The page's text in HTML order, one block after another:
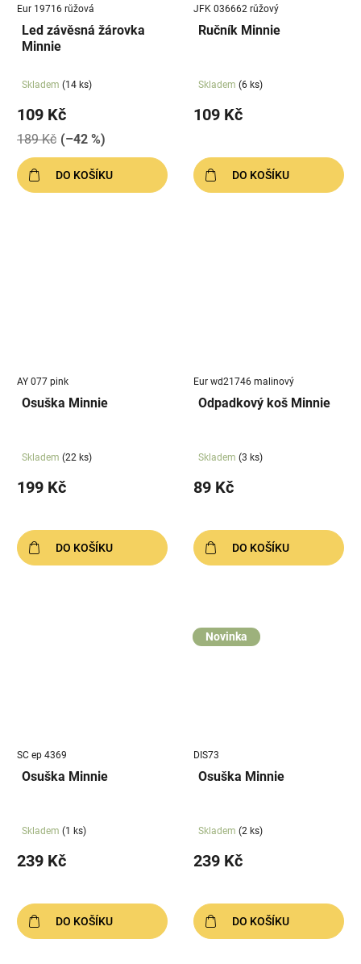
Eur 19716 růžová
Led závěsná žárovka
Minnie
Skladem (14 ks)
109 Kč
189 Kč (–42 %)
DO KOŠÍKU
JFK 036662 růžový
Ručník Minnie
Skladem (6 ks)
109 Kč
DO KOŠÍKU
AY 077 pink
Osuška Minnie
Skladem (22 ks)
199 Kč
DO KOŠÍKU
Eur wd21746 malinový
Odpadkový koš Minnie
Skladem (3 ks)
89 Kč
DO KOŠÍKU
SC ep 4369
Osuška Minnie
Skladem (1 ks)
239 Kč
DO KOŠÍKU
Novinka
DIS73
Osuška Minnie
Skladem (2 ks)
239 Kč
DO KOŠÍKU